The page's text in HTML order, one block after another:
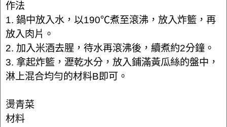
作法
1. 鍋中放入水，以190℃煮至滾沸，放入炸籃，再
放入肉片。
2. 加入米酒去腥，待水再滾沸後，續煮約2分鐘。
3. 拿起炸籃，瀝乾水分，放入鋪滿黃瓜絲的盤中，
淋上混合均勻的材料B即可。
燙青菜
材料